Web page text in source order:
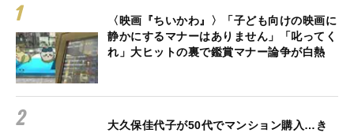
〈映画『ちいかわ』〉「子ども向けの映画に
静かにするマナーはありません」「叱ってく
れ」大ヒットの裏で鑑賞マナー論争が白熱
大久保佳代子が50代でマンション購入…き